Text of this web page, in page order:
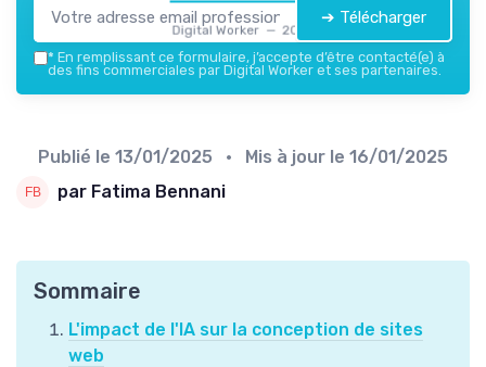
Digital Worker — 2026
➔ Télécharger
* En remplissant ce formulaire, j’accepte d’être contacté(e) à
des fins commerciales par Digital Worker et ses partenaires.
Publié le 13/01/2025 • Mis à jour le 16/01/2025
par Fatima Bennani
Sommaire
L'impact de l'IA sur la conception de sites
web